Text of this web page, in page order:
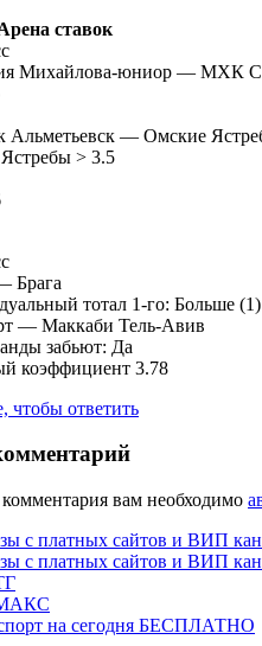
ставок
Михайлова-юниор — МХК
Альметьевск — Омские
> 3.5
Брага
тотал 1-го: Больше (1)
— Маккаби Тель-Авив
забьют: Да
коэффициент 3.78
чтобы ответить
вам необходимо
с платных сайтов и ВИП
с платных сайтов и ВИП
на сегодня БЕСПЛАТНО